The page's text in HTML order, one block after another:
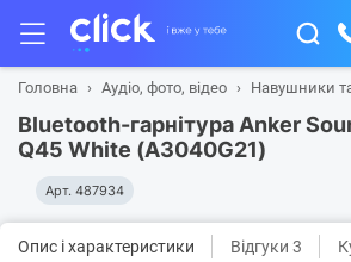
Головна Аудіо, фото, відео Навушники
Bluetooth-гарнітура Anker
Q45 White (A3040G21)
Арт. 487934
Опис і характеристики Відгуки 3